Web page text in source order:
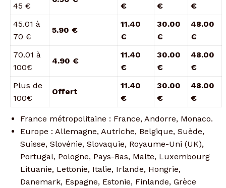
45 € € €
€
45.01 à
70 €
5.90 €
11.40
€
30.00
€
48.00
€
70.01 à
100€
4.90 €
11.40
€
30.00
€
48.00
€
Plus de
100€
Offert
11.40
€
30.00
€
48.00
€
France métropolitaine : France, Andorre, Monaco.
Europe : Allemagne, Autriche, Belgique, Suède,
Suisse, Slovénie, Slovaquie, Royaume-Uni (UK),
Portugal, Pologne, Pays-Bas, Malte, Luxembourg
Lituanie, Lettonie, Italie, Irlande, Hongrie,
Danemark, Espagne, Estonie, Finlande, Grèce